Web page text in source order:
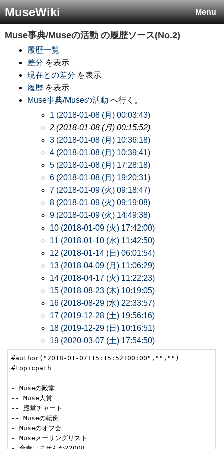
Menu
MuseWiki
Muse事典/Museの活動 の履歴ソース(No.2)
履歴一覧
差分 を表示
現在との差分 を表示
履歴 を表示
Muse事典/Museの活動 へ行く。
1 (2018-01-08 (月) 00:03:43)
2 (2018-01-08 (月) 00:15:52)
3 (2018-01-08 (月) 10:36:18)
4 (2018-01-08 (月) 10:39:41)
5 (2018-01-08 (月) 17:28:18)
6 (2018-01-08 (月) 19:20:31)
7 (2018-01-09 (火) 09:18:47)
8 (2018-01-09 (火) 09:19:08)
9 (2018-01-09 (火) 14:49:38)
10 (2018-01-09 (火) 17:42:00)
11 (2018-01-10 (水) 11:42:50)
12 (2018-01-14 (日) 06:01:54)
13 (2018-04-09 (月) 11:06:29)
14 (2018-04-17 (火) 11:22:23)
15 (2018-08-23 (木) 10:19:05)
16 (2018-08-29 (水) 22:33:57)
17 (2019-12-28 (土) 19:56:16)
18 (2019-12-29 (日) 10:16:51)
19 (2020-03-07 (土) 17:54:50)
#author("2018-01-07T15:15:52+00:00","","")
#topicpath
- Museの殿堂
-- Muse大賞
-- 殿堂チャート
-- Museの転倒
- Museのオフ会
- Museメーリングリスト